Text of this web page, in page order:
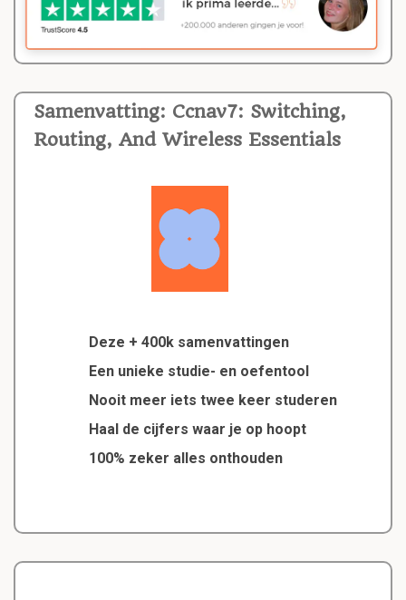
Samenvatting: Ccnav7: Switching,
Routing, And Wireless Essentials
Deze + 400k samenvattingen
Een unieke studie- en oefentool
Nooit meer iets twee keer studeren
Haal de cijfers waar je op hoopt
100% zeker alles onthouden